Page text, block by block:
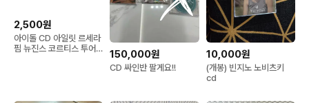
2,500원
아이돌 CD 아일릿 르세라
핌 뉴진스 코르티스 투어
150,000원
CD 싸인반 팔게요!!
10,000원
(개봉) 빈지노 노비츠키
cd